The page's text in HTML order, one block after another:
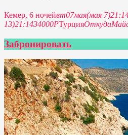
Кемер, 6 ночейвт07мая(мая 7)
13)21:1434000РТурцияОткуда
Забронировать